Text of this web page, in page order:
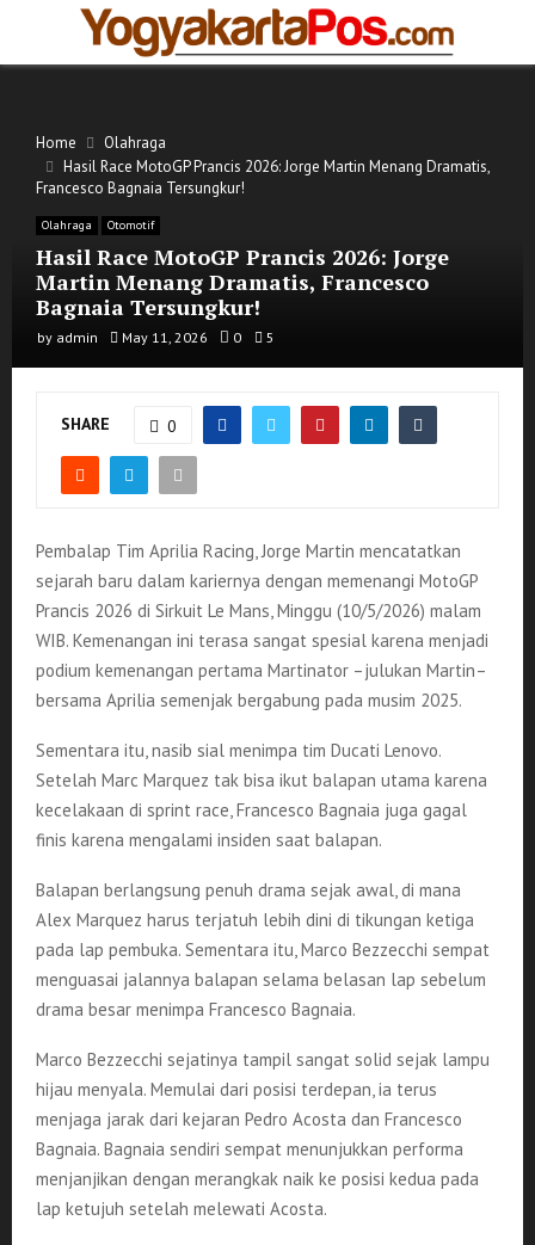
PRIMARY
Home
Olahraga
Hasil Race MotoGP Prancis 2026: Jorge Martin Menang Dramatis,
Francesco Bagnaia Tersungkur!
Olahraga Otomotif
Hasil Race MotoGP Prancis 2026: Jorge
Martin Menang Dramatis, Francesco
Bagnaia Tersungkur!
by admin May 11, 2026 0 5
SHARE 0
Pembalap Tim Aprilia Racing, Jorge Martin mencatatkan
sejarah baru dalam kariernya dengan memenangi MotoGP
Prancis 2026 di Sirkuit Le Mans, Minggu (10/5/2026) malam
WIB. Kemenangan ini terasa sangat spesial karena menjadi
podium kemenangan pertama Martinator –julukan Martin–
bersama Aprilia semenjak bergabung pada musim 2025.
Sementara itu, nasib sial menimpa tim Ducati Lenovo.
Setelah Marc Marquez tak bisa ikut balapan utama karena
kecelakaan di sprint race, Francesco Bagnaia juga gagal
finis karena mengalami insiden saat balapan.
Balapan berlangsung penuh drama sejak awal, di mana
Alex Marquez harus terjatuh lebih dini di tikungan ketiga
pada lap pembuka. Sementara itu, Marco Bezzecchi sempat
menguasai jalannya balapan selama belasan lap sebelum
drama besar menimpa Francesco Bagnaia.
Marco Bezzecchi sejatinya tampil sangat solid sejak lampu
hijau menyala. Memulai dari posisi terdepan, ia terus
menjaga jarak dari kejaran Pedro Acosta dan Francesco
Bagnaia. Bagnaia sendiri sempat menunjukkan performa
menjanjikan dengan merangkak naik ke posisi kedua pada
lap ketujuh setelah melewati Acosta.